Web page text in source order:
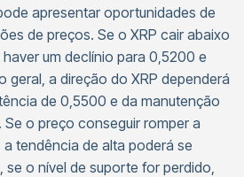
apresentar oportunidades de
de preços. Se o XRP cair abaixo
um declínio para 0,5200 e
geral, a direção do XRP dependerá
de 0,5500 e da manutenção
o preço conseguir romper a
tendência de alta poderá se
o nível de suporte for perdido,